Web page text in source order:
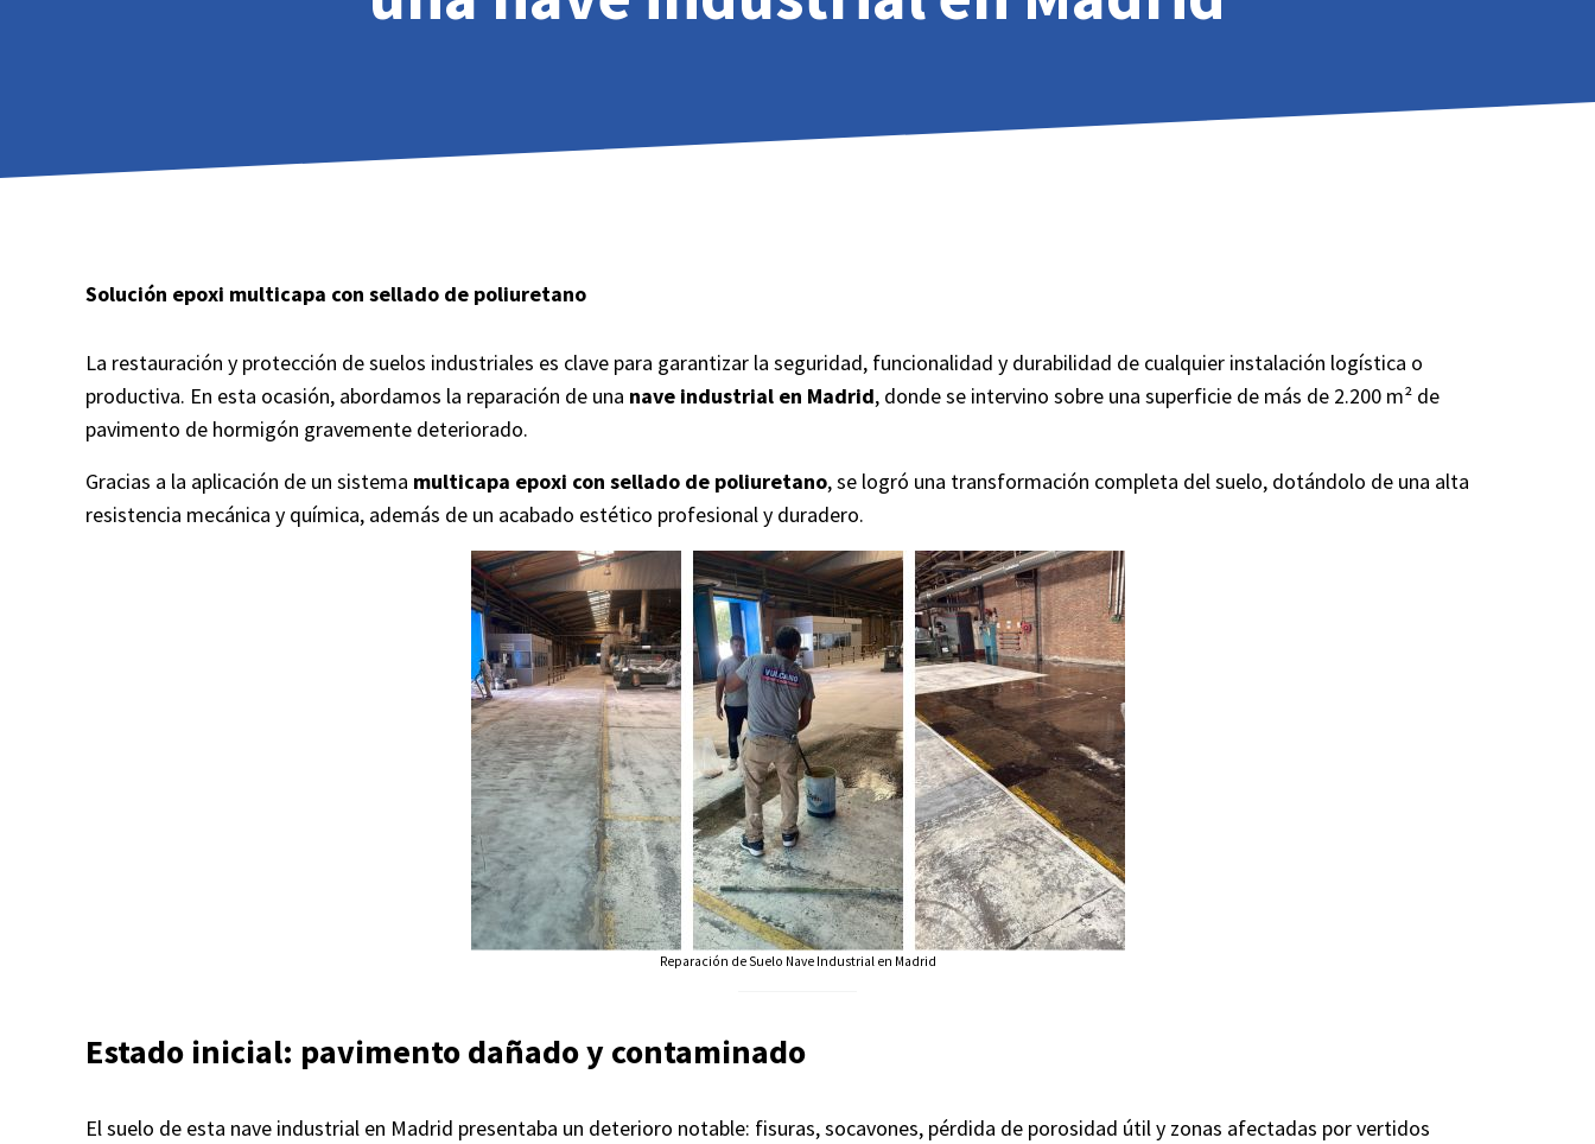
Solución epoxi multicapa con sellado de poliuretano
La restauración y protección de suelos industriales es clave para garantizar la seguridad, funcionalidad y durabilidad de cualquier instalación logística o
productiva. En esta ocasión, abordamos la reparación de una nave industrial en Madrid, donde se intervino sobre una superficie de más de 2.200 m² de
pavimento de hormigón gravemente deteriorado.
Gracias a la aplicación de un sistema multicapa epoxi con sellado de poliuretano, se logró una transformación completa del suelo, dotándolo de una alta
resistencia mecánica y química, además de un acabado estético profesional y duradero.
Reparación de Suelo Nave Industrial en Madrid
Estado inicial: pavimento dañado y contaminado
El suelo de esta nave industrial en Madrid presentaba un deterioro notable: fisuras, socavones, pérdida de porosidad útil y zonas afectadas por vertidos